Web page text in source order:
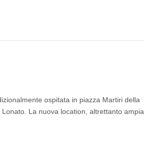
ospitata in piazza Martiri della
La nuova location, altrettanto ampia